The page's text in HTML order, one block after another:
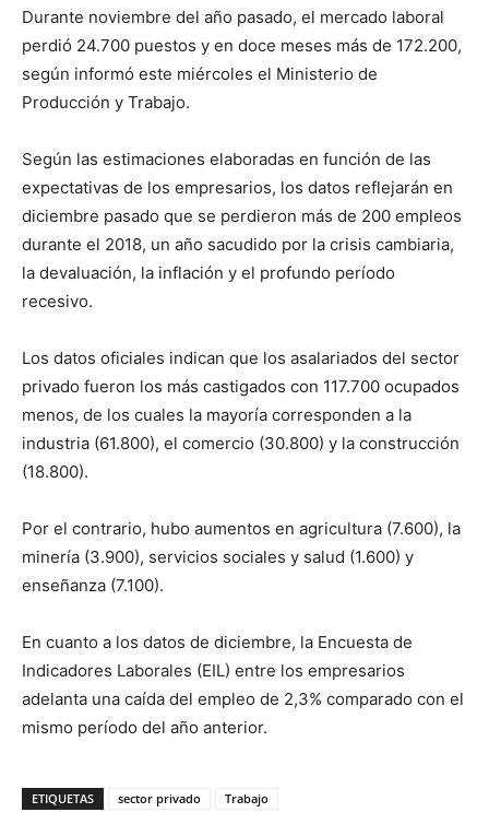
Durante noviembre del año pasado, el mercado laboral
perdió 24.700 puestos y en doce meses más de 172.200,
según informó este miércoles el Ministerio de
Producción y Trabajo.
Según las estimaciones elaboradas en función de las
expectativas de los empresarios, los datos reflejarán en
diciembre pasado que se perdieron más de 200 empleos
durante el 2018, un año sacudido por la crisis cambiaria,
la devaluación, la inflación y el profundo período
recesivo.
Los datos oficiales indican que los asalariados del sector
privado fueron los más castigados con 117.700 ocupados
menos, de los cuales la mayoría corresponden a la
industria (61.800), el comercio (30.800) y la construcción
(18.800).
Por el contrario, hubo aumentos en agricultura (7.600), la
minería (3.900), servicios sociales y salud (1.600) y
enseñanza (7.100).
En cuanto a los datos de diciembre, la Encuesta de
Indicadores Laborales (EIL) entre los empresarios
adelanta una caída del empleo de 2,3% comparado con el
mismo período del año anterior.
ETIQUETAS sector privado Trabajo